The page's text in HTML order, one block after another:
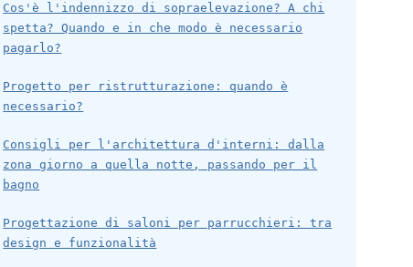
Cos'è l'indennizzo di sopraelevazione? A chi
spetta? Quando e in che modo è necessario
pagarlo?
Progetto per ristrutturazione: quando è
necessario?
Consigli per l'architettura d'interni: dalla
zona giorno a quella notte, passando per il
bagno
Progettazione di saloni per parrucchieri: tra
design e funzionalità